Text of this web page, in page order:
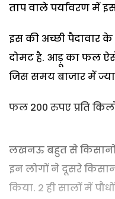
ताप वाले पर्यावरण में
इस की अच्छी पैदावार के
दोमट है. आड़ू का फल
जिस समय बाजार में
फल 200 रुपए प्रति
लखनऊ बहुत से
इन लोगों ने दूसरे
किया. 2 ही सालों में